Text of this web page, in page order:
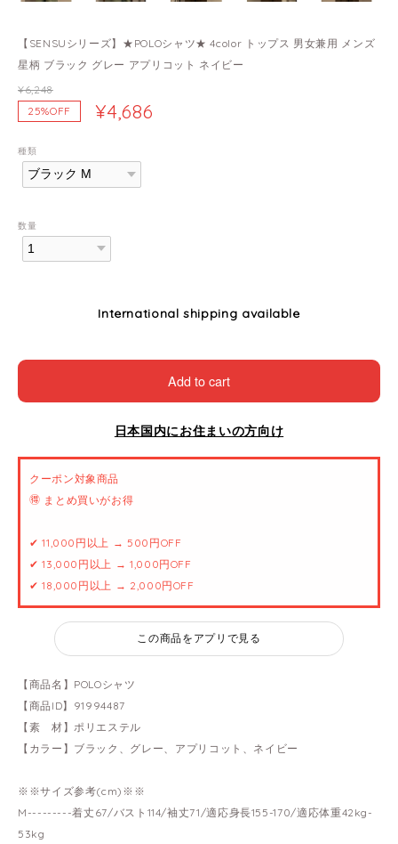
【SENSUシリーズ】★POLOシャツ★ 4color トップス 男女兼用 メンズ
星柄 ブラック グレー アプリコット ネイビー
¥6,248
25%OFF
¥4,686
種類
数量
International shipping available
Add to cart
日本国内にお住まいの方向け
クーポン対象商品
🉐 まとめ買いがお得
✔ 11,000円以上 → 500円OFF
✔ 13,000円以上 → 1,000円OFF
✔ 18,000円以上 → 2,000円OFF
この商品をアプリで見る
【商品名】POLOシャツ
【商品ID】91994487
【素 材】ポリエステル
【カラー】ブラック、グレー、アプリコット、ネイビー
※※サイズ参考(cm)※※
M---------着丈67/バスト114/袖丈71/適応身長155-170/適応体重42kg-
53kg